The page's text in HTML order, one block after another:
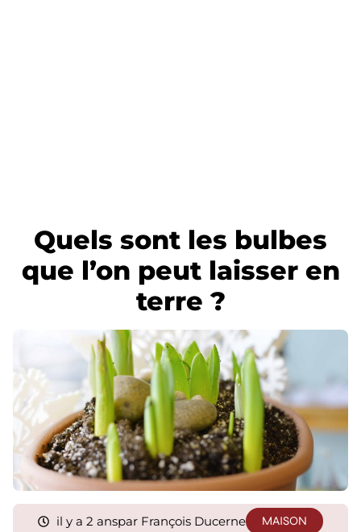
Quels sont les bulbes
que l’on peut laisser en
terre ?
il y a 2 anspar François Ducerne MAISON